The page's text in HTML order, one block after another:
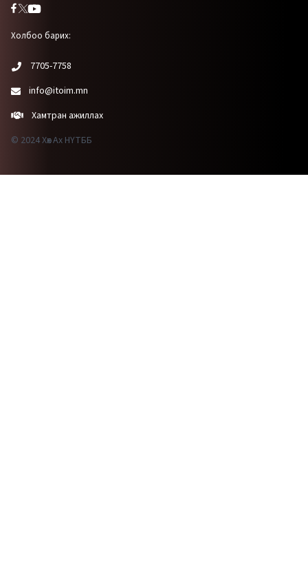
Холбоо барих:
7705-7758
info@itoim.mn
Хамтран ажиллах
© 2024 Хөх Ах НҮТББ